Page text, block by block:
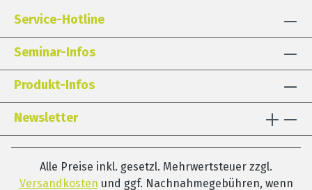
Service-Hotline
Seminar-Infos
Produkt-Infos
Newsletter
Alle Preise inkl. gesetzl. Mehrwertsteuer zzgl.
Versandkosten und ggf. Nachnahmegebühren, wenn